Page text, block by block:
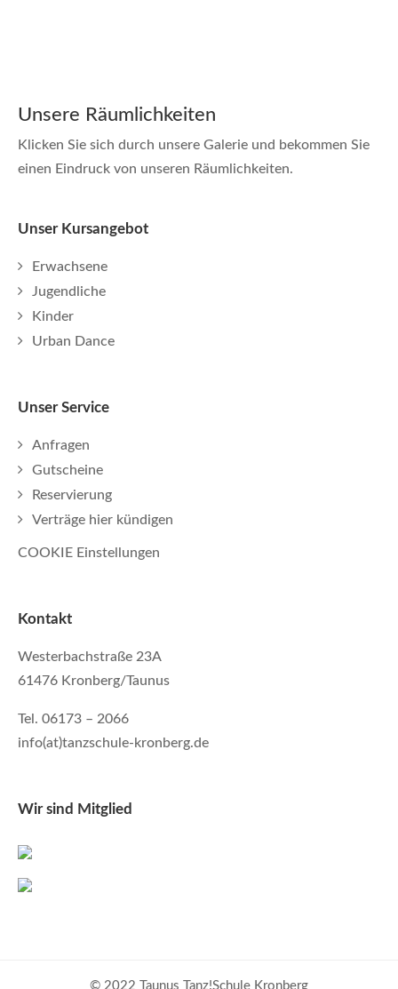
Unsere Räumlichkeiten
Klicken Sie sich durch unsere Galerie und bekommen Sie
einen Eindruck von unseren Räumlichkeiten.
Unser Kursangebot
Erwachsene
Jugendliche
Kinder
Urban Dance
Unser Service
Anfragen
Gutscheine
Reservierung
Verträge hier kündigen
COOKIE Einstellungen
Kontakt
Westerbachstraße 23A
61476 Kronberg/Taunus
Tel. 06173 – 2066
info(at)tanzschule-kronberg.de
Wir sind Mitglied
© 2022 Taunus Tanz!Schule Kronberg